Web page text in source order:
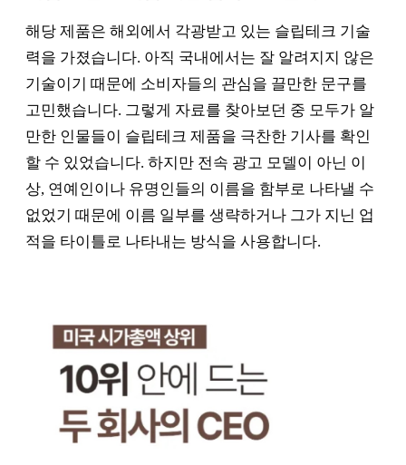
해당 제품은 해외에서 각광받고 있는 슬립테크 기술
력을 가졌습니다. 아직 국내에서는 잘 알려지지 않은
기술이기 때문에 소비자들의 관심을 끌만한 문구를
고민했습니다. 그렇게 자료를 찾아보던 중 모두가 알
만한 인물들이 슬립테크 제품을 극찬한 기사를 확인
할 수 있었습니다. 하지만 전속 광고 모델이 아닌 이
상, 연예인이나 유명인들의 이름을 함부로 나타낼 수
없었기 때문에 이름 일부를 생략하거나 그가 지닌 업
적을 타이틀로 나타내는 방식을 사용합니다.